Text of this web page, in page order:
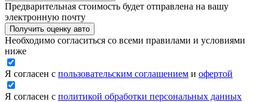
Предварительная стоимость будет отправлена на вашу
электронную почту
Получить оценку авто
Необходимо согласиться со всеми правилами и условиями
ниже
Я согласен с пользовательским соглашением и офертой
Я согласен с политикой обработки персональных данных